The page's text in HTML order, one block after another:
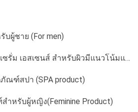
ผู้ชาย (For men)
สูตรรับผลิตครีม เจล เซรั่ม เอสเซนส์ สำหรับผิวมีแนวโน้มแพ้ง่าย
ณฑ์สปา (SPA product)
หรับผู้หญิง(Feminine Product)